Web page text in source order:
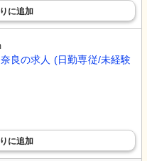
に追加
良の求人 (日勤専従/未経験
に追加